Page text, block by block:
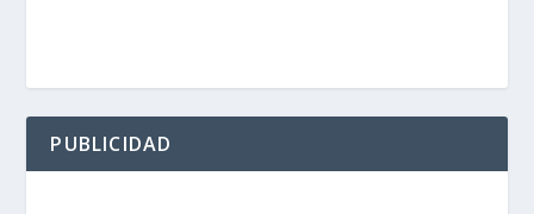
PUBLICIDAD